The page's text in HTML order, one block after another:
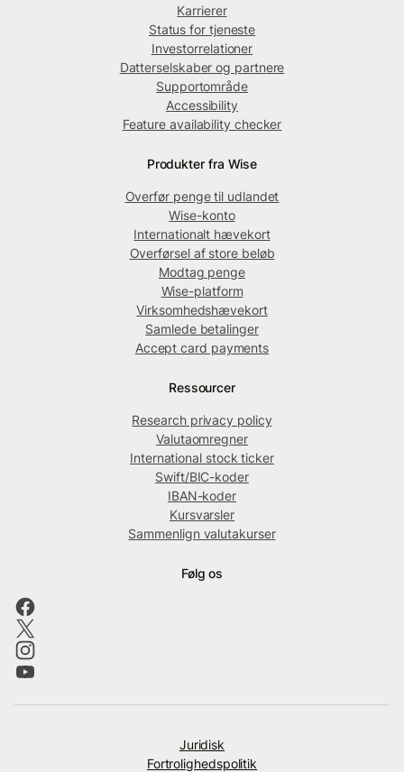
Karrierer
Status for tjeneste
Investorrelationer
Datterselskaber og partnere
Supportområde
Accessibility
Feature availability checker
Produkter fra Wise
Overfør penge til udlandet
Wise-konto
Internationalt hævekort
Overførsel af store beløb
Modtag penge
Wise-platform
Virksomhedshævekort
Samlede betalinger
Accept card payments
Ressourcer
Research privacy policy
Valutaomregner
International stock ticker
Swift/BIC-koder
IBAN-koder
Kursvarsler
Sammenlign valutakurser
Følg os
Juridisk
Fortrolighedspolitik